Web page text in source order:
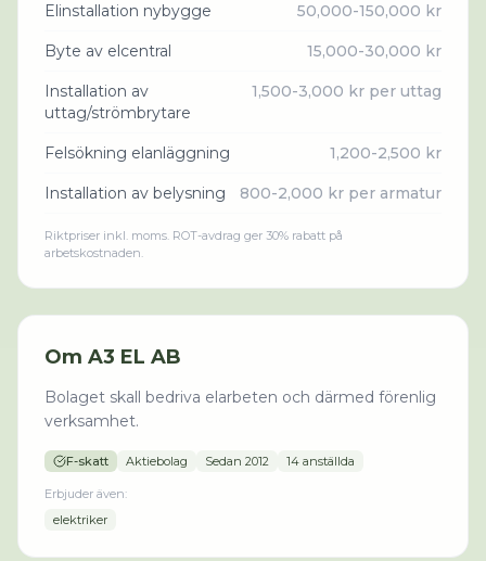
Elinstallation nybygge 50,000-150,000 kr
Byte av elcentral 15,000-30,000 kr
Installation av
uttag/strömbrytare
1,500-3,000 kr per uttag
Felsökning elanläggning 1,200-2,500 kr
Installation av belysning 800-2,000 kr per armatur
Riktpriser inkl. moms. ROT-avdrag ger 30% rabatt på
arbetskostnaden.
Om A3 EL AB
Bolaget skall bedriva elarbeten och därmed förenlig
verksamhet.
F-skatt Aktiebolag Sedan 2012 14 anställda
Erbjuder även:
elektriker